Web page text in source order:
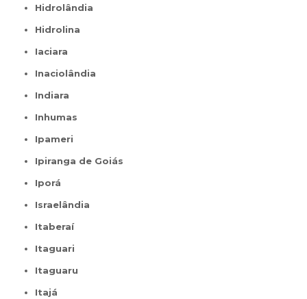
Hidrolândia
Hidrolina
Iaciara
Inaciolândia
Indiara
Inhumas
Ipameri
Ipiranga de Goiás
Iporá
Israelândia
Itaberaí
Itaguari
Itaguaru
Itajá